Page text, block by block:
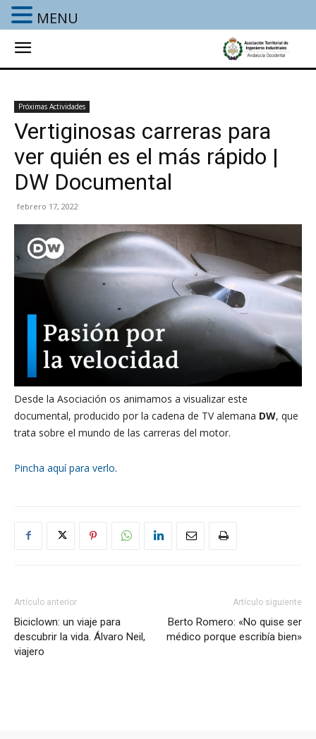
Próximas Actividades
Vertiginosas carreras para
ver quién es el más rápido |
DW Documental
febrero 17, 2022
Desde la Asociación os animamos a visualizar este
documental, producido por la cadena de TV alemana DW, que
trata sobre el mundo de las carreras del motor.
Pincha aquí para verlo.
Artículo anterior
Biciclown: un viaje para
descubrir la vida. Álvaro Neil,
viajero
Artículo siguiente
Berto Romero: «No quise ser
médico porque escribía bien»
MENU